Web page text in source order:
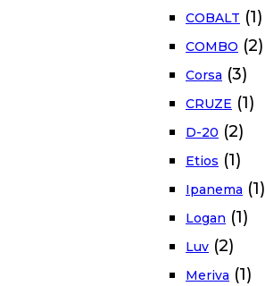
COBALT (1)
COMBO (2)
Corsa (3)
CRUZE (1)
D-20 (2)
Etios (1)
Ipanema (1)
Logan (1)
Luv (2)
Meriva (1)